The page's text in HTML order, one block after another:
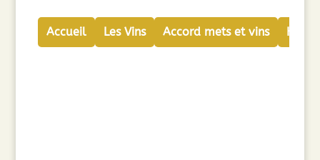
Accueil Les Vins Accord mets et vins